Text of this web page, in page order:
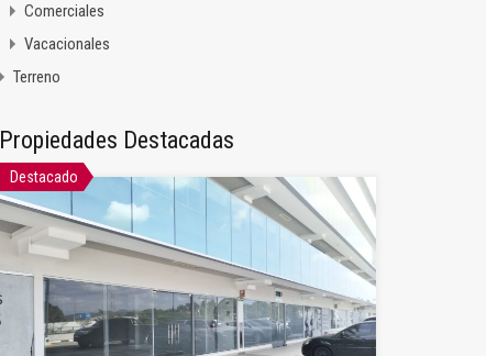
Comerciales
Vacacionales
Terreno
Propiedades Destacadas
Destacado